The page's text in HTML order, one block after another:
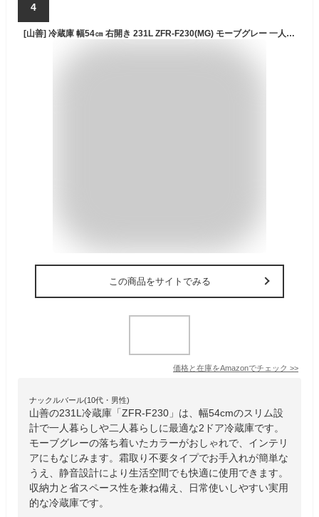
4
[山善] 冷蔵庫 幅54㎝ 右開き 231L ZFR-F230(MG) モーブグレー 一人暮らし 二人暮らし 2ドア スリム 霜取り不要 静音
この商品をサイトでみる
価格と在庫をAmazonでチェック >>
ナックルバール(10代・男性)
山善の231L冷蔵庫「ZFR-F230」は、幅54cmのスリム設
計で一人暮らしや二人暮らしに最適な2ドア冷蔵庫です。
モーブグレーの落ち着いたカラーがおしゃれで、インテリ
アにもなじみます。霜取り不要タイプでお手入れが簡単な
うえ、静音設計により生活空間でも快適に使用できます。
収納力と省スペース性を兼ね備え、日常使いしやすい実用
的な冷蔵庫です。